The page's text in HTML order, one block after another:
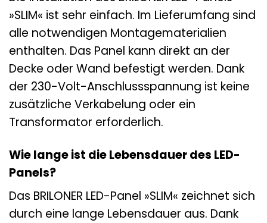
»SLIM« ist sehr einfach. Im Lieferumfang sind
alle notwendigen Montagematerialien
enthalten. Das Panel kann direkt an der
Decke oder Wand befestigt werden. Dank
der 230-Volt-Anschlussspannung ist keine
zusätzliche Verkabelung oder ein
Transformator erforderlich.
Wie lange ist die Lebensdauer des LED-
Panels?
Das BRILONER LED-Panel »SLIM« zeichnet sich
durch eine lange Lebensdauer aus. Dank